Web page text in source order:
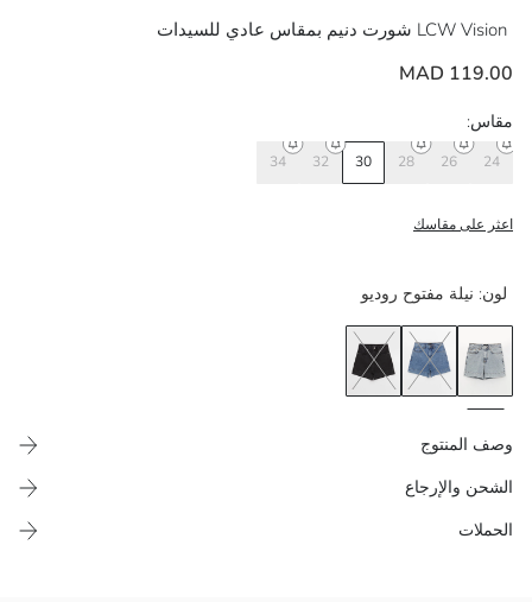
LCW Vision شورت دنيم بمقاس عادي للسيدات
119.00 MAD
لون: نيلة مفتوح روديو
مقاس:
24
26
28
30
32
34
اعثر على مقاسك
وصف المنتوج
الشحن والإرجاع
الحملات